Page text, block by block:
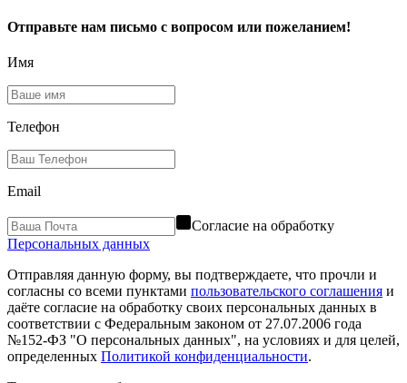
Отправьте нам письмо с вопросом или пожеланием!
Имя
Телефон
Email
Согласие на обработку
Персональных данных
Отправляя данную форму, вы подтверждаете, что прочли и
согласны со всеми пунктами пользовательского соглашения и
даёте согласие на обработку своих персональных данных в
соответствии с Федеральным законом от 27.07.2006 года
№152-ФЗ "О персональных данных", на условиях и для целей,
определенных Политикой конфиденциальности.